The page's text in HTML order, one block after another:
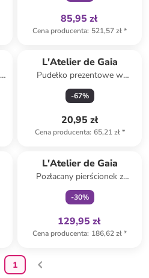
85,95 zł
Cena producenta: 521,57 zł*
L'Atelier de Gaia
Pudełko prezentowe w
kolorze czerwonym - 8 x 8 x 4
cm
-67%
20,95 zł
Cena producenta: 65,21 zł*
L'Atelier de Gaia
Pozłacany pierścionek z
kamieniem księżycowym
-30%
129,95 zł
Cena producenta: 186,62 zł*
1